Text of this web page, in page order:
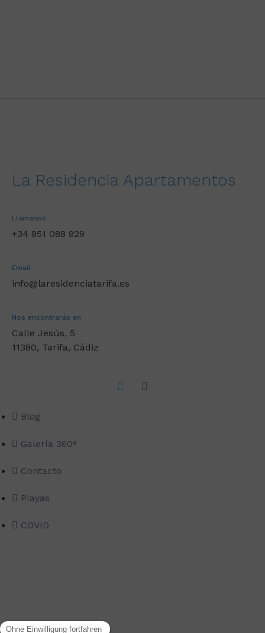
La Residencia Apartamentos
Llámanos
+34 951 088 929
Email
info@laresidenciatarifa.es
Nos encontrarás en
Calle Jesús, 5
11380, Tarifa, Cádiz
Blog
Galería 360º
Contacto
Playas
COVID